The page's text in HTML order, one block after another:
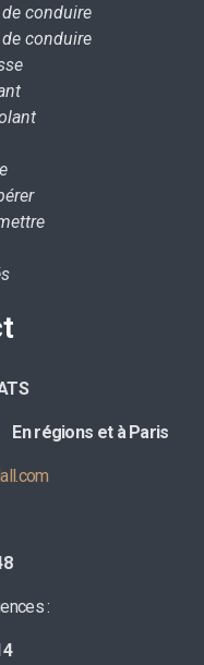
conduire
conduire
En régions et à Paris
: